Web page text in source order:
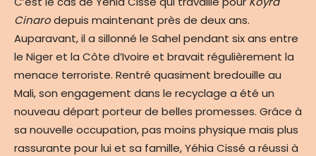
Cinarodepuis maintenant près de deux ans.
Auparavant, il a sillonné le Sahel pendant six ans entre
le Niger et la Côte d’Ivoire et bravait régulièrement la
menace terroriste. Rentré quasiment bredouille au
Mali, son engagement dans le recyclage a été un
nouveau départ porteur de belles promesses. Grâce à
sa nouvelle occupation, pas moins physique mais plus
rassurante pour lui et sa famille, Yéhia Cissé a réussi à